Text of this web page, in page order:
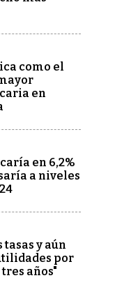
como el
en
en 6,2%
a niveles
tasas y aún
por
años"